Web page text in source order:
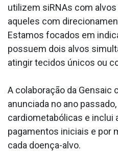
utilizem siRNAs com
aqueles com
Estamos focados em
possuem dois alvos
atingir tecidos únicos ou
A colaboração da Gensaic
anunciada no ano
cardiometabólicas e inclui
pagamentos iniciais e por
cada doença-alvo.